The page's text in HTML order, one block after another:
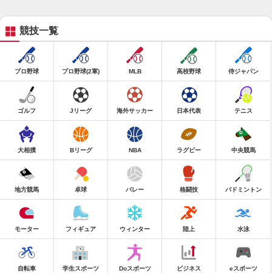
競技一覧
プロ野球 プロ野球(2軍) MLB 高校野球 侍ジャパン
ゴルフ Jリーグ 海外サッカー 日本代表 テニス
大相撲 Bリーグ NBA ラグビー 中央競馬
地方競馬 卓球 バレー 格闘技 バドミントン
モーター フィギュア ウィンター 陸上 水泳
自転車 学生スポーツ Doスポーツ ビジネス eスポーツ